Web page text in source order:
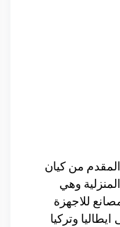
من كيان
وهي
للاجهزة
وتركيا